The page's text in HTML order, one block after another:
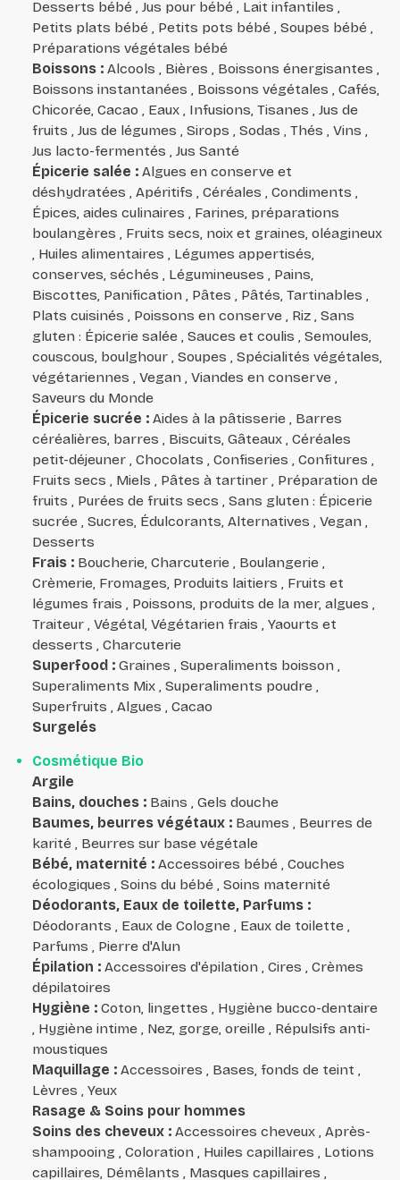
Desserts bébé , Jus pour bébé , Lait infantiles ,
Petits plats bébé , Petits pots bébé , Soupes bébé ,
Préparations végétales bébé
Boissons : Alcools , Bières , Boissons énergisantes ,
Boissons instantanées , Boissons végétales , Cafés,
Chicorée, Cacao , Eaux , Infusions, Tisanes , Jus de
fruits , Jus de légumes , Sirops , Sodas , Thés , Vins ,
Jus lacto-fermentés , Jus Santé
Épicerie salée : Algues en conserve et
déshydratées , Apéritifs , Céréales , Condiments ,
Épices, aides culinaires , Farines, préparations
boulangères , Fruits secs, noix et graines, oléagineux
, Huiles alimentaires , Légumes appertisés,
conserves, séchés , Légumineuses , Pains,
Biscottes, Panification , Pâtes , Pâtés, Tartinables ,
Plats cuisinés , Poissons en conserve , Riz , Sans
gluten : Épicerie salée , Sauces et coulis , Semoules,
couscous, boulghour , Soupes , Spécialités végétales,
végétariennes , Vegan , Viandes en conserve ,
Saveurs du Monde
Épicerie sucrée : Aides à la pâtisserie , Barres
céréalières, barres , Biscuits, Gâteaux , Céréales
petit-déjeuner , Chocolats , Confiseries , Confitures ,
Fruits secs , Miels , Pâtes à tartiner , Préparation de
fruits , Purées de fruits secs , Sans gluten : Épicerie
sucrée , Sucres, Édulcorants, Alternatives , Vegan ,
Desserts
Frais : Boucherie, Charcuterie , Boulangerie ,
Crèmerie, Fromages, Produits laitiers , Fruits et
légumes frais , Poissons, produits de la mer, algues ,
Traiteur , Végétal, Végétarien frais , Yaourts et
desserts , Charcuterie
Superfood : Graines , Superaliments boisson ,
Superaliments Mix , Superaliments poudre ,
Superfruits , Algues , Cacao
Surgelés
Cosmétique Bio
Argile
Bains, douches : Bains , Gels douche
Baumes, beurres végétaux : Baumes , Beurres de
karité , Beurres sur base végétale
Bébé, maternité : Accessoires bébé , Couches
écologiques , Soins du bébé , Soins maternité
Déodorants, Eaux de toilette, Parfums :
Déodorants , Eaux de Cologne , Eaux de toilette ,
Parfums , Pierre d'Alun
Épilation : Accessoires d'épilation , Cires , Crèmes
dépilatoires
Hygiène : Coton, lingettes , Hygiène bucco-dentaire
, Hygiène intime , Nez, gorge, oreille , Répulsifs anti-
moustiques
Maquillage : Accessoires , Bases, fonds de teint ,
Lèvres , Yeux
Rasage & Soins pour hommes
Soins des cheveux : Accessoires cheveux , Après-
shampooing , Coloration , Huiles capillaires , Lotions
capillaires, Démêlants , Masques capillaires ,